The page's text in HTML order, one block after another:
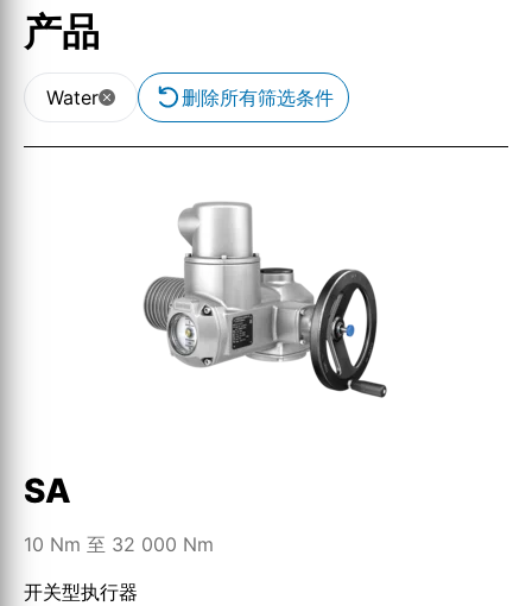
产品
Water 删除所有筛选条件
SA
10 Nm 至 32 000 Nm
开关型执行器